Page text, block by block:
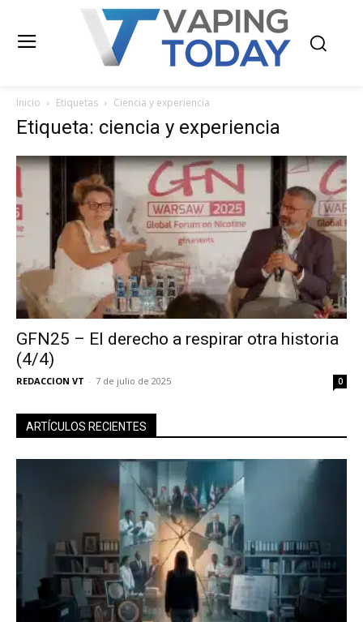
Inicio Etiquetas Ciencia y experiencia
Etiqueta: ciencia y experiencia
GFN25 – El derecho a respirar otra historia
(4/4)
REDACCION VT - 7 de julio de 2025 0
ARTÍCULOS RECIENTES